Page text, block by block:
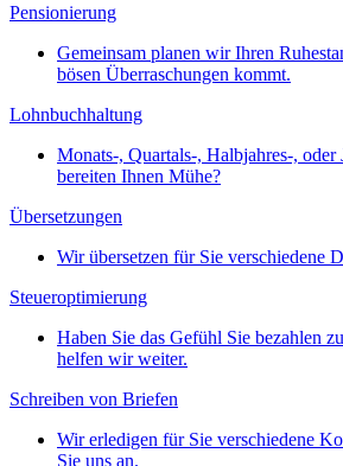
Pensionierung
Gemeinsam planen wir Ihren
bösen Überraschungen kommt.
Lohnbuchhaltung
Monats-, Quartals-, Halbjahres-, oder
bereiten Ihnen Mühe?
Übersetzungen
Wir übersetzen für Sie verschiedene
Steueroptimierung
Haben Sie das Gefühl Sie bezahlen
helfen wir weiter.
Schreiben von Briefen
Wir erledigen für Sie verschiedene
Sie uns an.